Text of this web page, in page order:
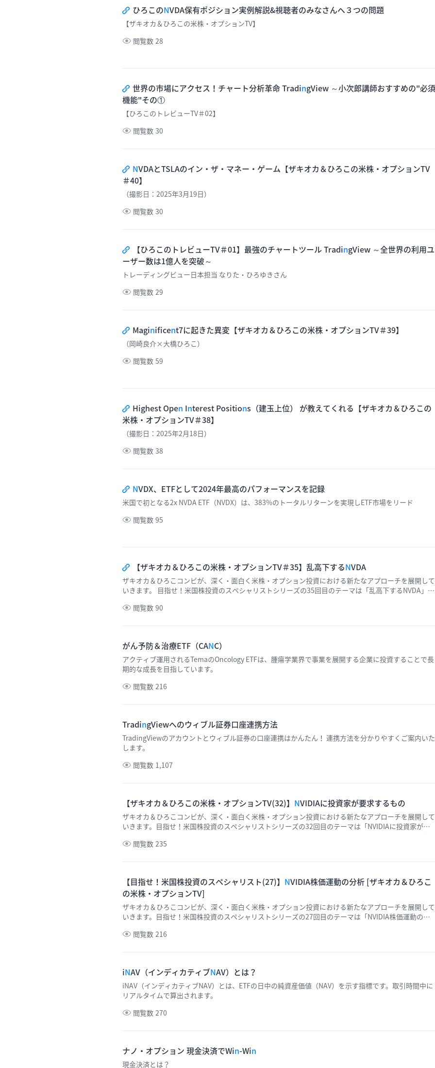
ひろこのNVDA保有ポジション実例解説&視聴者のみなさんへ３つの問題
【ザキオカ＆ひろこの米株・オプションTV】
閲覧数 28
世界の市場にアクセス！チャート分析革命 TradingView ～小次郎講師おすすめの"必須
機能"その①
【ひろこのトレビューTV＃02】
閲覧数 30
NVDAとTSLAのイン・ザ・マネー・ゲーム【ザキオカ＆ひろこの米株・オプションTV
＃40】
（撮影日：2025年3月19日）
閲覧数 30
【ひろこのトレビューTV＃01】最強のチャートツール TradingView ～全世界の利用ユ
ーザー数は1億人を突破～
トレーディングビュー日本担当 なりた・ひろゆきさん
閲覧数 29
Maginificent7に起きた異変【ザキオカ＆ひろこの米株・オプションTV＃39】
（岡崎良介×大橋ひろこ）
閲覧数 59
Highest Open Interest Positions（建玉上位） が教えてくれる【ザキオカ＆ひろこの
米株・オプションTV＃38】
（撮影日：2025年2月18日）
閲覧数 38
NVDX、ETFとして2024年最高のパフォーマンスを記録
米国で初となる2x NVDA ETF（NVDX）は、383%のトータルリターンを実現しETF市場をリード
閲覧数 95
【ザキオカ＆ひろこの米株・オプションTV＃35】乱高下するNVDA
ザキオカ＆ひろこコンビが、深く・面白く米株・オプション投資における新たなアプローチを展開して
いきます。 目指せ！米国株投資のスペシャリストシリーズの35回目のテーマは「乱高下するNVDA」。
閲覧数 90
がん予防＆治療ETF（CANC）
アクティブ運用されるTemaのOncology ETFは、腫瘍学業界で事業を展開する企業に投資することで長
期的な成長を目指しています。
閲覧数 216
TradingViewへのウィブル証券口座連携方法
TradingViewのアカウントとウィブル証券の口座連携はかんたん！ 連携方法を分かりやすくご案内いた
します。
閲覧数 1,107
【ザキオカ＆ひろこの米株・オプションTV(32)】 NVIDIAに投資家が要求するもの
ザキオカ＆ひろこコンビが、深く・面白く米株・オプション投資における新たなアプローチを展開して
いきます。目指せ！米国株投資のスペシャリストシリーズの32回目のテーマは「NVIDIAに投資家が要
閲覧数 235
【目指せ！米国株投資のスペシャリスト(27)】 NVIDIA株価運動の分析 [ザキオカ＆ひろこ
の米株・オプションTV]
ザキオカ＆ひろこコンビが、深く・面白く米株・オプション投資における新たなアプローチを展開して
いきます。目指せ！米国株投資のスペシャリストシリーズの27回目のテーマは「NVIDIA株価運動の分
閲覧数 216
iNAV（インディカティブNAV）とは？
iNAV（インディカティブNAV）とは、ETFの日中の純資産価値（NAV）を示す指標です。取引時間中に
リアルタイムで算出されます。
閲覧数 270
ナノ・オプション 現金決済でWin-Win
現金決済とは？